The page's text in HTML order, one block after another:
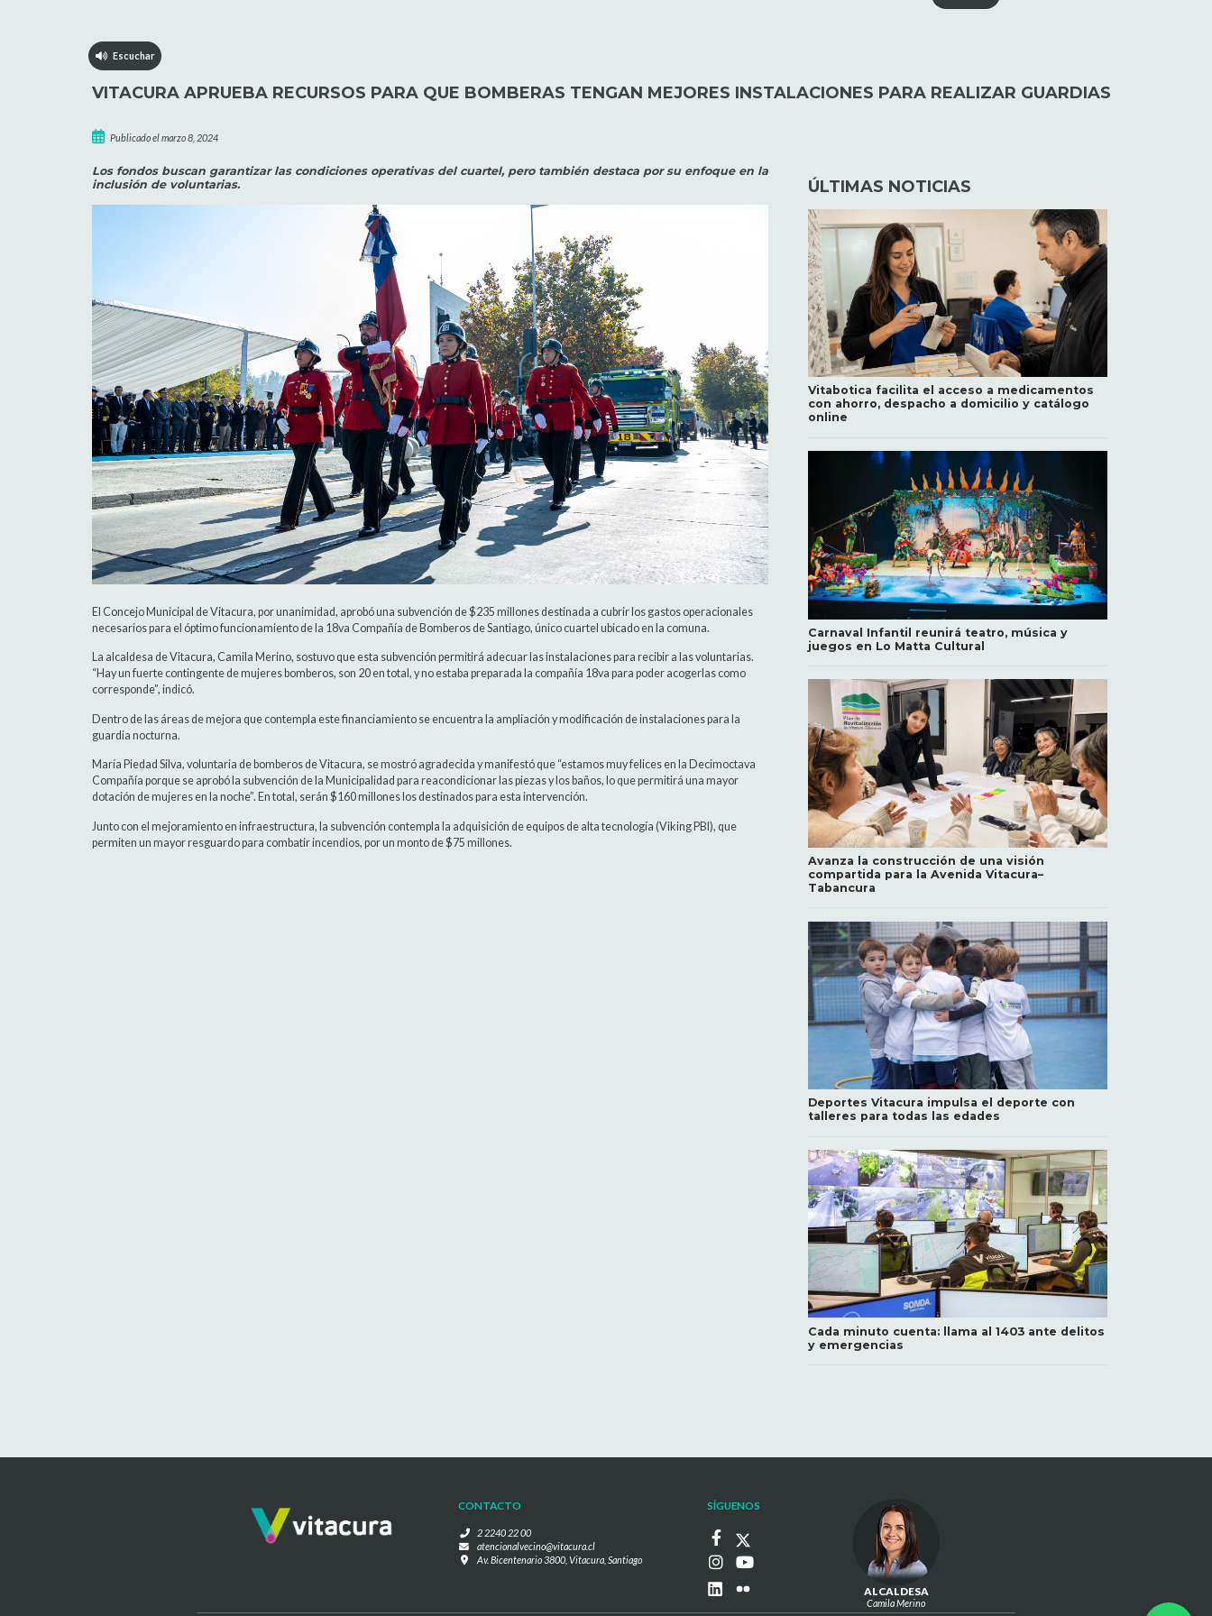
Escuchar
VITACURA APRUEBA RECURSOS PARA QUE BOMBERAS TENGAN MEJORES INSTALACIONES PARA REALIZAR GUARDIAS
Publicado el marzo 8, 2024
Los fondos buscan garantizar las condiciones operativas del cuartel, pero también destaca por su enfoque en la
inclusión de voluntarias.
El Concejo Municipal de Vitacura, por unanimidad, aprobó una subvención de $235 millones destinada a cubrir los gastos operacionales
necesarios para el óptimo funcionamiento de la 18va Compañía de Bomberos de Santiago, único cuartel ubicado en la comuna.
La alcaldesa de Vitacura, Camila Merino, sostuvo que esta subvención permitirá adecuar las instalaciones para recibir a las voluntarias.
“Hay un fuerte contingente de mujeres bomberos, son 20 en total, y no estaba preparada la compañía 18va para poder acogerlas como
corresponde”, indicó.
Dentro de las áreas de mejora que contempla este financiamiento se encuentra la ampliación y modificación de instalaciones para la
guardia nocturna.
María Piedad Silva, voluntaria de bomberos de Vitacura, se mostró agradecida y manifestó que “estamos muy felices en la Decimoctava
Compañía porque se aprobó la subvención de la Municipalidad para reacondicionar las piezas y los baños, lo que permitirá una mayor
dotación de mujeres en la noche”. En total, serán $160 millones los destinados para esta intervención.
Junto con el mejoramiento en infraestructura, la subvención contempla la adquisición de equipos de alta tecnología (Viking PBI), que
permiten un mayor resguardo para combatir incendios, por un monto de $75 millones.
ÚLTIMAS NOTICIAS
Vitabotica facilita el acceso a medicamentos
con ahorro, despacho a domicilio y catálogo
online
Carnaval Infantil reunirá teatro, música y
juegos en Lo Matta Cultural
Avanza la construcción de una visión
compartida para la Avenida Vitacura–
Tabancura
Deportes Vitacura impulsa el deporte con
talleres para todas las edades
Cada minuto cuenta: llama al 1403 ante delitos
y emergencias
CONTACTO
2 2240 22 00
atencionalvecino@vitacura.cl
Av. Bicentenario 3800, Vitacura, Santiago
SÍGUENOS
ALCALDESA
Camila Merino